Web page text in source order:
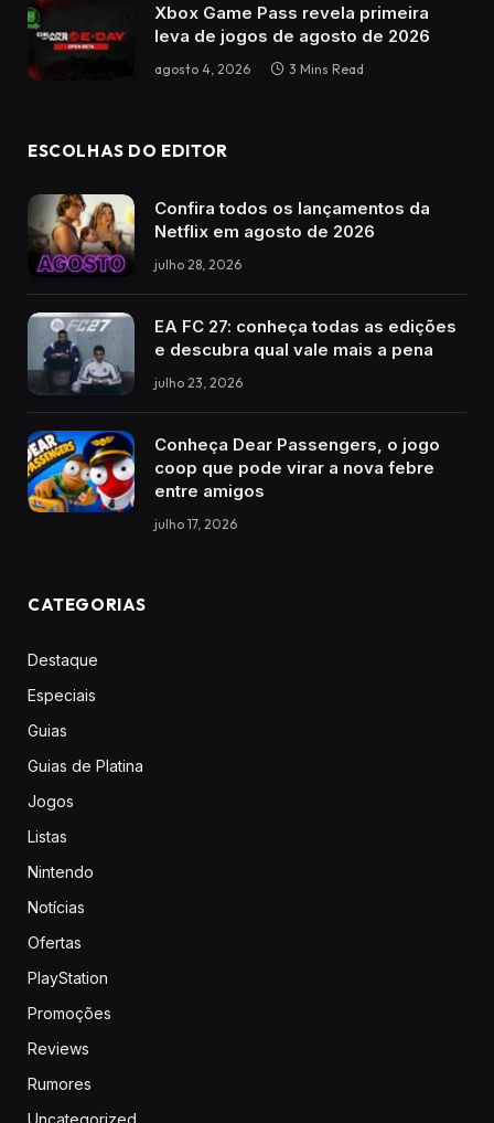
Xbox Game Pass revela primeira
leva de jogos de agosto de 2026
agosto 4, 2026 3 Mins Read
ESCOLHAS DO EDITOR
Confira todos os lançamentos da
Netflix em agosto de 2026
julho 28, 2026
EA FC 27: conheça todas as edições
e descubra qual vale mais a pena
julho 23, 2026
Conheça Dear Passengers, o jogo
coop que pode virar a nova febre
entre amigos
julho 17, 2026
CATEGORIAS
Destaque
Especiais
Guias
Guias de Platina
Jogos
Listas
Nintendo
Notícias
Ofertas
PlayStation
Promoções
Reviews
Rumores
Uncategorized